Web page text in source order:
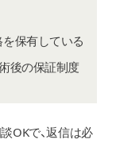
保有している
後の保証制度
OKで、返信は必